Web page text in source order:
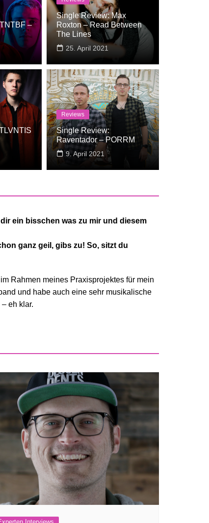
Machete Dance Club – Kill The Vibe
–
Single Review: Max
Roxton – Read Between
The Lines
25. April 2021
Reviews
Single Review:
Raventador – PORRM
9. April 2021
ein bisschen was zu mir und diesem
ganz geil, gibs zu! So, sitzt du
Rahmen meines Praxisprojektes für mein
und habe auch eine sehr musikalische
eh klar.